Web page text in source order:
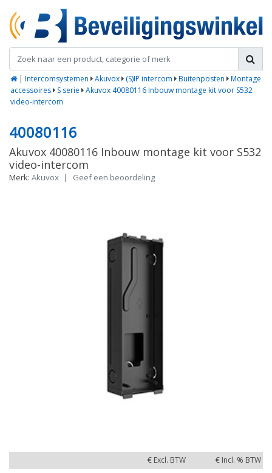
| Intercomsystemen Akuvox (S)IP intercom Buitenposten
Montage
accessoires
S serie
Akuvox 40080116 Inbouw montage kit voor S532
video-intercom
40080116
Akuvox 40080116 Inbouw montage kit voor S532
video-intercom
Merk: Akuvox | Geef een beoordeling
€ Excl. BTW € Incl. % BTW